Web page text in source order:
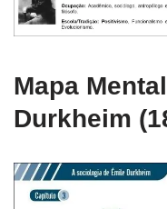
Mapa
Durkheim